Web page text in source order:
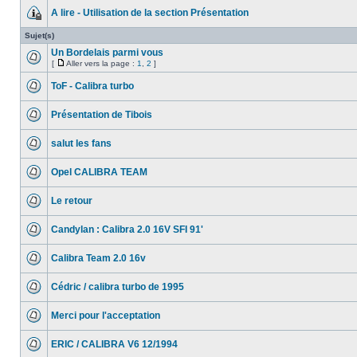
A lire - Utilisation de la section Présentation
Sujet(s)
Un Bordelais parmi vous
[ Aller vers la page : 1 2 ]
ToF - Calibra turbo
Présentation de Tibois
salut les fans
Opel CALIBRA TEAM
Le retour
Candylan : Calibra 2.0 16V SFI 91'
Calibra Team 2.0 16v
Cédric / calibra turbo de 1995
Merci pour l'acceptation
ERIC / CALIBRA V6 12/1994